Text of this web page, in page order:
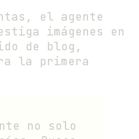
el agente
imágenes en
de blog,
la primera
no solo